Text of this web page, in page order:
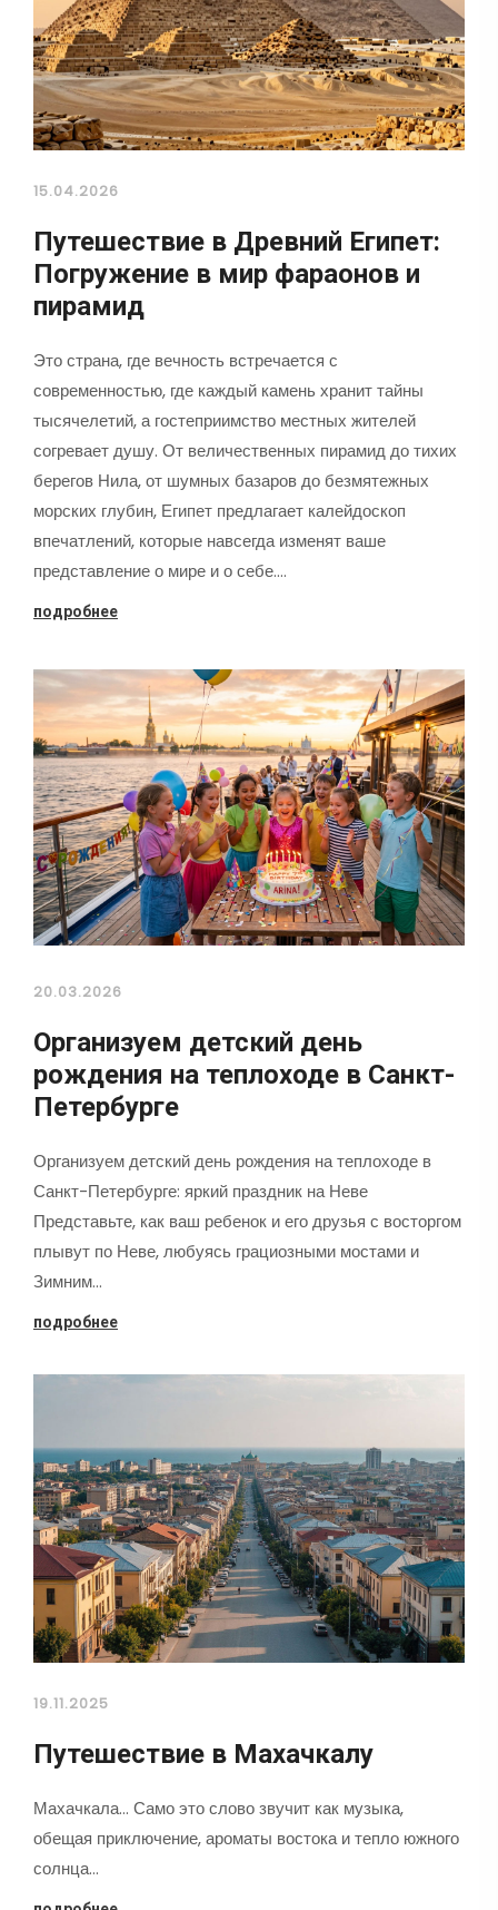
15.04.2026
Путешествие в Древний Египет:
Погружение в мир фараонов и
пирамид
Это страна, где вечность встречается с
современностью, где каждый камень хранит тайны
тысячелетий, а гостеприимство местных жителей
согревает душу. От величественных пирамид до тихих
берегов Нила, от шумных базаров до безмятежных
морских глубин, Египет предлагает калейдоскоп
впечатлений, которые навсегда изменят ваше
представление о мире и о себе.…
подробнее
20.03.2026
Организуем детский день
рождения на теплоходе в Санкт-
Петербурге
Организуем детский день рождения на теплоходе в
Санкт-Петербурге: яркий праздник на Неве
Представьте, как ваш ребенок и его друзья с восторгом
плывут по Неве, любуясь грациозными мостами и
Зимним…
подробнее
19.11.2025
Путешествие в Махачкалу
Махачкала... Само это слово звучит как музыка,
обещая приключение, ароматы востока и тепло южного
солнца…